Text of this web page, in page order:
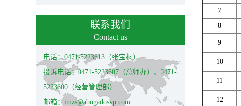
联系我们
Contact us
电话：0471-5223613（张宝桐）
投诉电话：0471-5223607（总师办）、0471-
5223600（经营管理部）
邮箱：imzs@abogadosvp.com
7
8
9
10
11
12